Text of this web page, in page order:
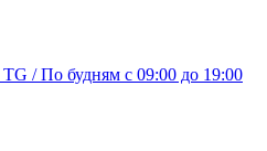
/ По будням c 09:00 до 19:00